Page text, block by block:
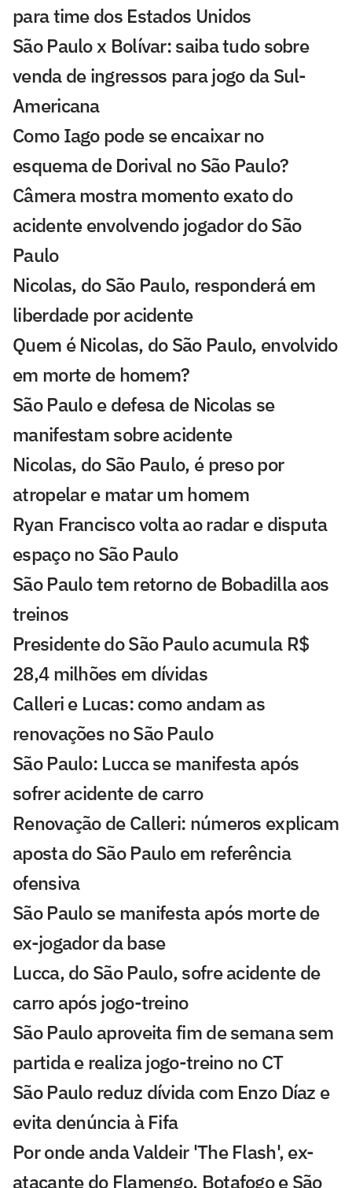
para time dos Estados Unidos
São Paulo x Bolívar: saiba tudo sobre
venda de ingressos para jogo da Sul-
Americana
Como Iago pode se encaixar no
esquema de Dorival no São Paulo?
Câmera mostra momento exato do
acidente envolvendo jogador do São
Paulo
Nicolas, do São Paulo, responderá em
liberdade por acidente
Quem é Nicolas, do São Paulo, envolvido
em morte de homem?
São Paulo e defesa de Nicolas se
manifestam sobre acidente
Nicolas, do São Paulo, é preso por
atropelar e matar um homem
Ryan Francisco volta ao radar e disputa
espaço no São Paulo
São Paulo tem retorno de Bobadilla aos
treinos
Presidente do São Paulo acumula R$
28,4 milhões em dívidas
Calleri e Lucas: como andam as
renovações no São Paulo
São Paulo: Lucca se manifesta após
sofrer acidente de carro
Renovação de Calleri: números explicam
aposta do São Paulo em referência
ofensiva
São Paulo se manifesta após morte de
ex-jogador da base
Lucca, do São Paulo, sofre acidente de
carro após jogo-treino
São Paulo aproveita fim de semana sem
partida e realiza jogo-treino no CT
São Paulo reduz dívida com Enzo Díaz e
evita denúncia à Fifa
Por onde anda Valdeir 'The Flash', ex-
atacante do Flamengo, Botafogo e São